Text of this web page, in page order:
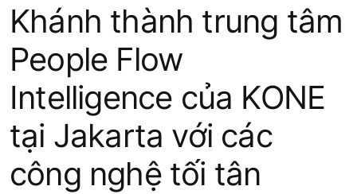
Khánh thành trung tâm
People Flow
Intelligence của KONE
tại Jakarta với các
công nghệ tối tân